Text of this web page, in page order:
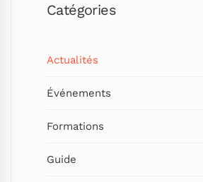
Catégories
Actualités
Événements
Formations
Guide